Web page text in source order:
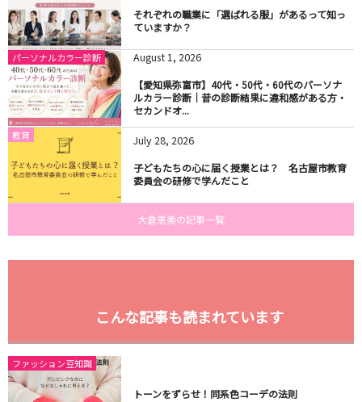
それぞれの職業に「選ばれる服」があるって知っ
ていますか？
パーソナルカラー診断 August1, 2026
【愛知県弥富市】40代・50代・60代のパーソナ
ルカラー診断｜昔の診断結果に違和感がある方・
セカンドオ...
教育 July28, 2026
子どもたちの心に届く授業とは？ 名古屋市教育
委員会の研修で学んだこと
大倉恵美の記事一覧
こんな記事も読まれています
ファッション豆知識
トーンをずらせ！同系色コーデの法則